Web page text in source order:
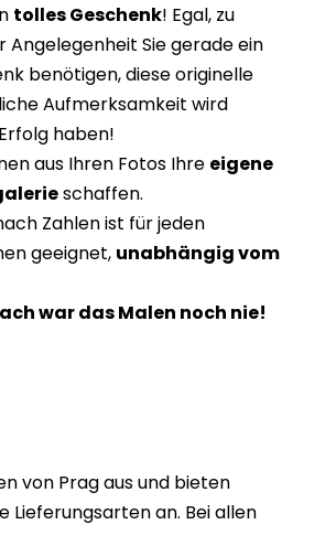
tolles Geschenk! Egal, zu
Angelegenheit Sie gerade ein
benötigen, diese originelle
Aufmerksamkeit wird
haben!
aus Ihren Fotos Ihre eigene
schaffen.
Zahlen ist für jeden
geeignet, unabhängig vom
war das Malen noch nie!
von Prag aus und bieten
Lieferungsarten an. Bei allen